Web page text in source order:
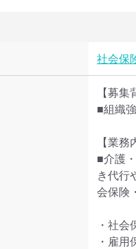
社会保
【募集
■組織
【業務
■介護
き代行
会保険
・社会
・雇用